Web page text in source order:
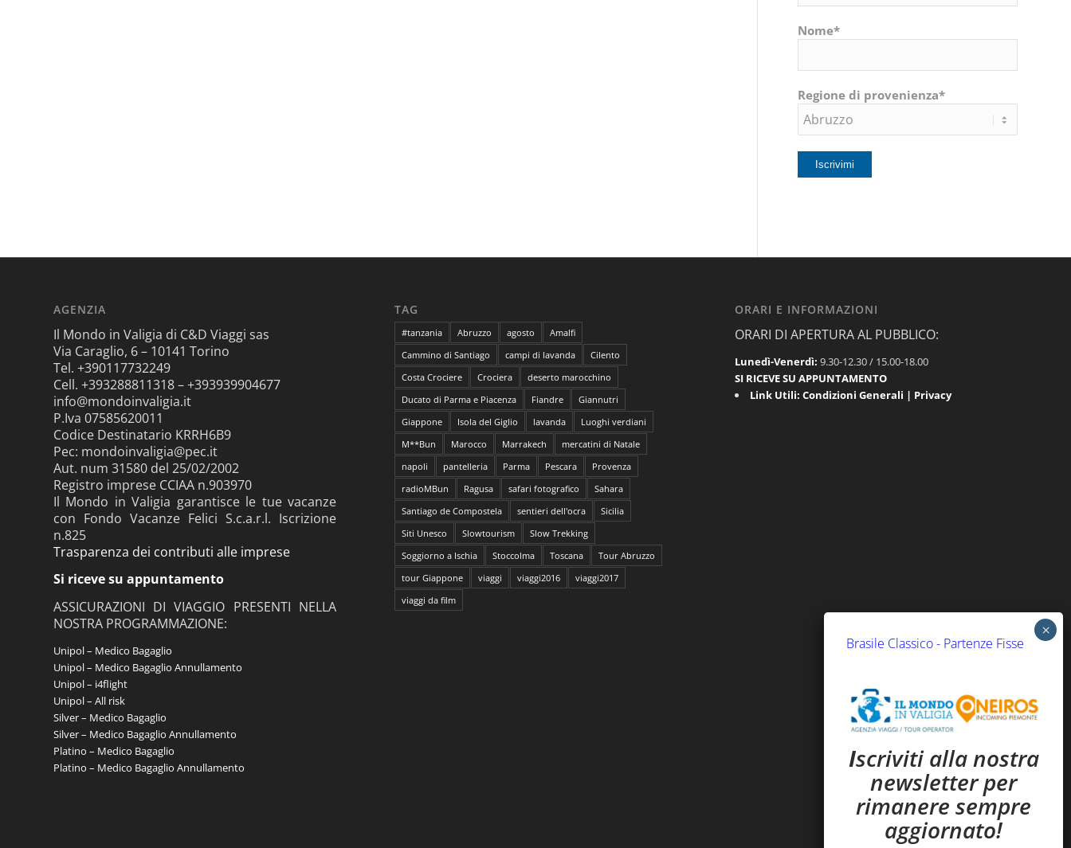
Nome*
Regione di provenienza*
AGENZIA
Il Mondo in Valigia di C&D Viaggi sas
Via Caraglio, 6 – 10141 Torino
Tel. +390117732249
Cell. +393288811318 – +393939904677
info@mondoinvaligia.it
P.Iva 07585620011
Codice Destinatario KRRH6B9
Pec: mondoinvaligia@pec.it
Aut. num 31580 del 25/02/2002
Registro imprese CCIAA n.903970
Il Mondo in Valigia garantisce le tue vacanze
con Fondo Vacanze Felici S.c.a.r.l. Iscrizione
n.825
Trasparenza dei contributi alle imprese
Si riceve su appuntamento
ASSICURAZIONI DI VIAGGIO PRESENTI NELLA
NOSTRA PROGRAMMAZIONE:
Unipol – Medico Bagaglio
Unipol – Medico Bagaglio Annullamento
Unipol – i4flight
Unipol – All risk
Silver – Medico Bagaglio
Silver – Medico Bagaglio Annullamento
Platino – Medico Bagaglio
Platino – Medico Bagaglio Annullamento
TAG
#tanzania Abruzzo agosto
Amalfi
Cammino di Santiago
campi di lavanda
Cilento
Costa Crociere
Crociera
deserto marocchino
Ducato di Parma e Piacenza
Fiandre
Giannutri
Giappone
Isola del Giglio lavanda
Luoghi verdiani
M**Bun
Marocco Marrakech
mercatini di Natale
napoli
pantelleria Parma Pescara
Provenza
radioMBun
Ragusa safari fotografico
Sahara
Santiago de Compostela
sentieri dell'ocra
Sicilia
Siti Unesco
Slowtourism
Slow Trekking
Soggiorno a Ischia
Stoccolma Toscana
Tour Abruzzo
tour Giappone
viaggi viaggi2016
viaggi2017
viaggi da film
ORARI E INFORMAZIONI
ORARI DI APERTURA AL PUBBLICO:
Lunedì-Venerdì:9.30-12.30 / 15.00-18.00
SI RICEVE SU APPUNTAMENTO
Link Utili:Condizioni Generali | Privacy
Brasile Classico - Partenze Fisse
Iscriviti alla nostra
newsletter per
rimanere sempre
aggiornato!